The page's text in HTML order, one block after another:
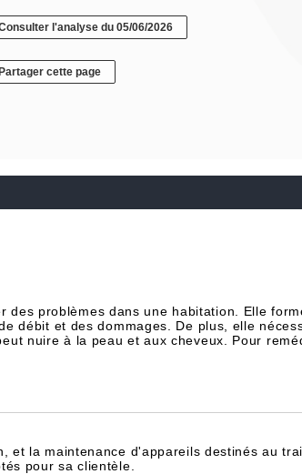
l'analyse du 05/06/2026
cette page
des problèmes dans une habitation. Elle
débit et des dommages. De plus, elle
nuire à la peau et aux cheveux. Pour
et la maintenance d'appareils destinés au
pour sa clientèle.